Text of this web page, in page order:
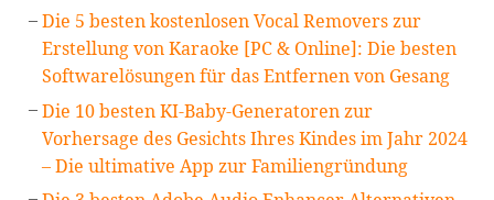
Die 5 besten kostenlosen Vocal Removers zur
Erstellung von Karaoke [PC & Online]: Die besten
Softwarelösungen für das Entfernen von Gesang
Die 10 besten KI-Baby-Generatoren zur
Vorhersage des Gesichts Ihres Kindes im Jahr 2024
– Die ultimative App zur Familiengründung